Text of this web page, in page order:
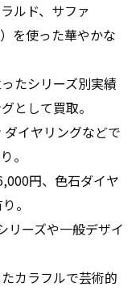
ルド、サファ
使った華やかな
たシリーズ別実績
として買取。
イヤリングなどで
。
円、色石ダイヤ
。
ーズや一般デザイ
カラフルで芸術的